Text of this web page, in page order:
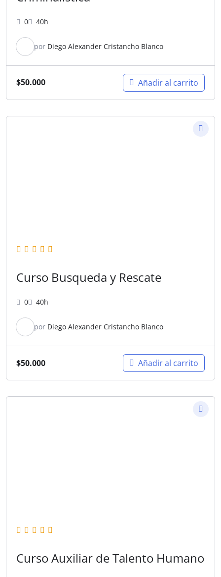
0 40h
por Diego Alexander Cristancho Blanco
$50.000 Añadir al carrito
Curso Busqueda y Rescate
0 40h
por Diego Alexander Cristancho Blanco
$50.000 Añadir al carrito
Curso Auxiliar de Talento Humano